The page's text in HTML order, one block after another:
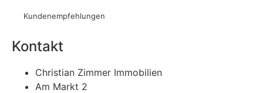
Kundenempfehlungen
Kontakt
Christian Zimmer Immobilien
Am Markt 2